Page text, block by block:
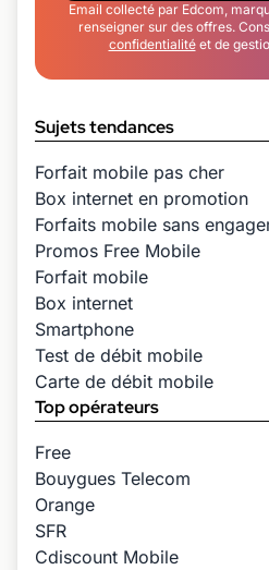
Email collecté par Edcom,
renseigner sur des offres.
confidentialitéet de
Sujets tendances
Forfait mobile pas cher
Box internet en promotion
Forfaits mobile sans
Promos Free Mobile
Forfait mobile
Box internet
Smartphone
Test de débit mobile
Carte de débit mobile
Top opérateurs
Free
Bouygues Telecom
Orange
SFR
Cdiscount Mobile